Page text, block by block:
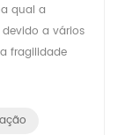
qual a
a vários
fragilidade